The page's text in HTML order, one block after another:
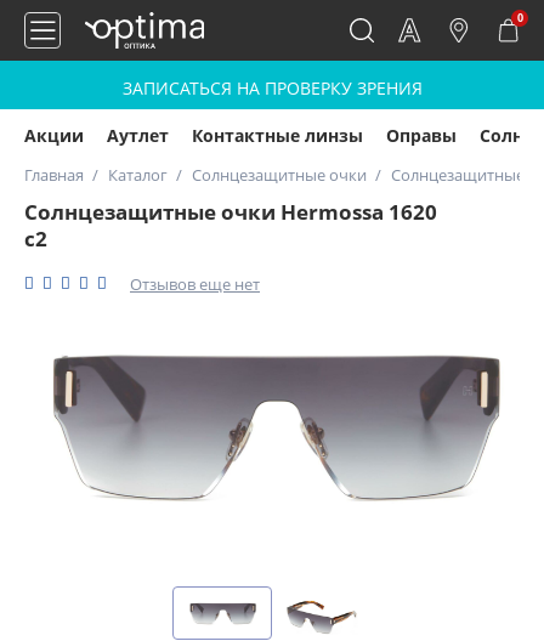
0
ЗАПИСАТЬСЯ НА ПРОВЕРКУ ЗРЕНИЯ
Акции Аутлет Контактные линзы Оправы
Главная Каталог Солнцезащитные очки Солнцезащитные
Солнцезащитные очки Hermossa 1620
с2
Отзывов еще нет